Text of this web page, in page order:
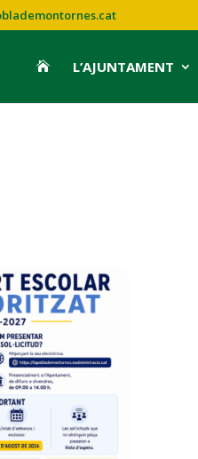
 L’AJUNTAMENT